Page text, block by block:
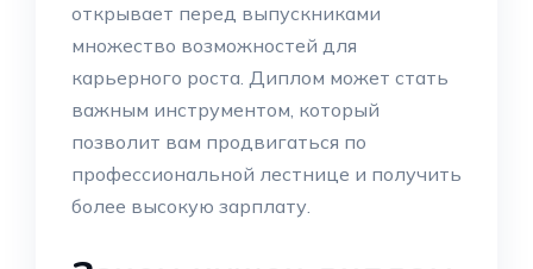
открывает перед выпускниками
множество возможностей для
карьерного роста. Диплом может стать
важным инструментом, который
позволит вам продвигаться по
профессиональной лестнице и получить
более высокую зарплату.